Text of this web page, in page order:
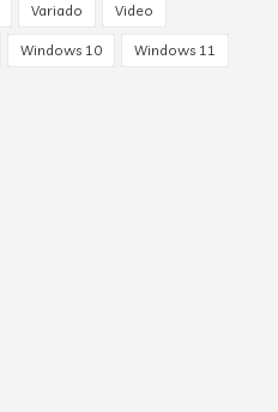
Variado Video
Windows 10 Windows 11